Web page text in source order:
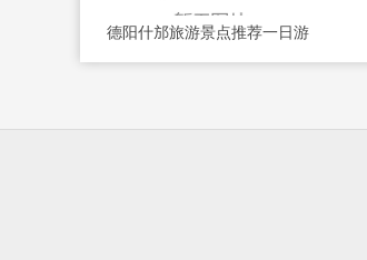
德阳什邡旅游景点推荐一日游